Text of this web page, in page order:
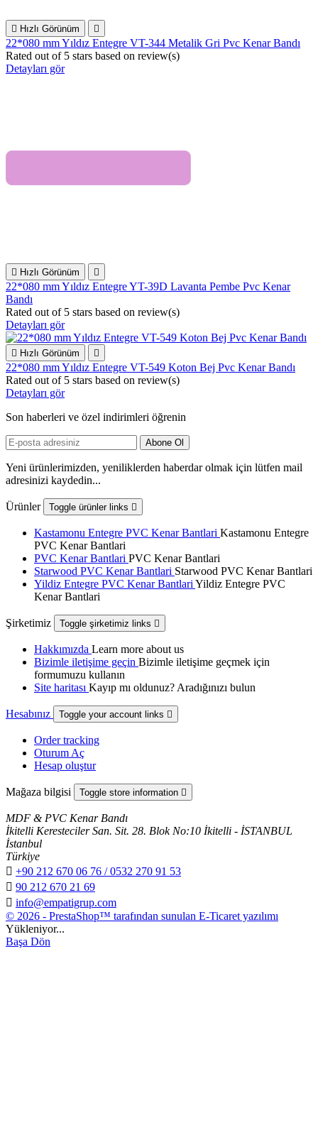
 Hızlı Görünüm 
22*080 mm Yıldız Entegre VT-344 Metalik Gri Pvc Kenar Bandı
Rated out of 5 stars based on review(s)
Detayları gör
 Hızlı Görünüm 
22*080 mm Yıldız Entegre YT-39D Lavanta Pembe Pvc Kenar
Bandı
Rated out of 5 stars based on review(s)
Detayları gör
 Hızlı Görünüm 
22*080 mm Yıldız Entegre VT-549 Koton Bej Pvc Kenar Bandı
Rated out of 5 stars based on review(s)
Detayları gör
Son haberleri ve özel indirimleri öğrenin
Yeni ürünlerimizden, yeniliklerden haberdar olmak için lütfen mail
adresinizi kaydedin...
Ürünler Toggle ürünler links 
Kastamonu Entegre PVC Kenar Bantlari Kastamonu Entegre
PVC Kenar Bantlari
PVC Kenar Bantlari PVC Kenar Bantlari
Starwood PVC Kenar Bantlari Starwood PVC Kenar Bantlari
Yildiz Entegre PVC Kenar Bantlari Yildiz Entegre PVC
Kenar Bantlari
Şirketimiz Toggle şirketimiz links 
Hakkımızda Learn more about us
Bizimle iletişime geçin Bizimle iletişime geçmek için
formumuzu kullanın
Site haritası Kayıp mı oldunuz? Aradığınızı bulun
Hesabınız Toggle your account links 
Order tracking
Oturum Aç
Hesap oluştur
Mağaza bilgisi Toggle store information 
MDF & PVC Kenar Bandı
İkitelli Keresteciler San. Sit. 28. Blok No:10 İkitelli - İSTANBUL
İstanbul
Türkiye
 +90 212 670 06 76 / 0532 270 91 53
 90 212 670 21 69
 info@empatigrup.com
© 2026 - PrestaShop™ tarafından sunulan E-Ticaret yazılımı
Yükleniyor...
Başa Dön